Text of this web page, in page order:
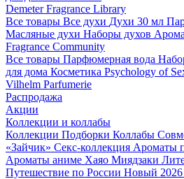
Demeter Fragrance Library
Все товары Все духи Духи 30 мл
Масляные духи Наборы духов
Fragrance Community
Все товары Парфюмерная вода
для дома Косметика Psychology of
Vilhelm Parfumerie
Распродажа
Акции
Коллекции и коллабы
Коллекции Подборки Коллабы
«Зайчик» Секс-коллекция Ароматы
Ароматы аниме Хаяо Миядзаки
Путешествие по России Новый 2026